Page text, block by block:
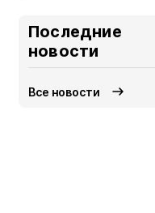
Последние
новости
Все новости